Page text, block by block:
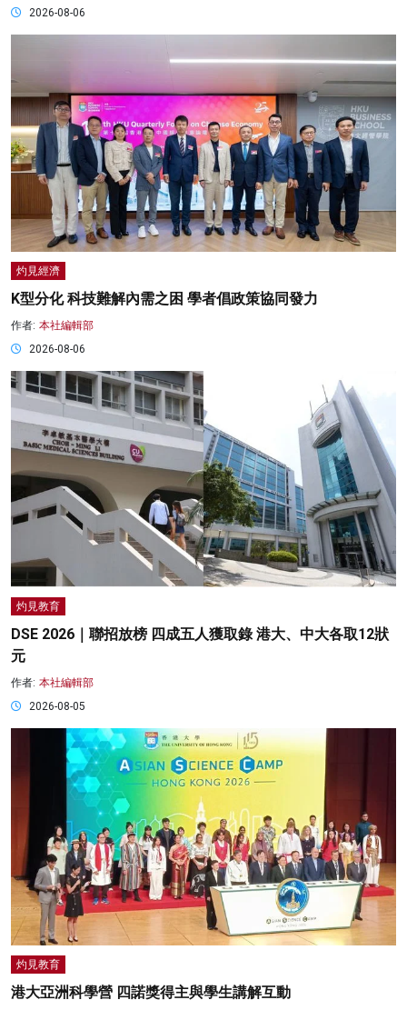
2026-08-06
灼見經濟
K型分化 科技難解內需之困 學者倡政策協同發力
作者: 本社編輯部
2026-08-06
灼見教育
DSE 2026｜聯招放榜 四成五人獲取錄 港大、中大各取12狀
元
作者: 本社編輯部
2026-08-05
灼見教育
港大亞洲科學營 四諾獎得主與學生講解互動